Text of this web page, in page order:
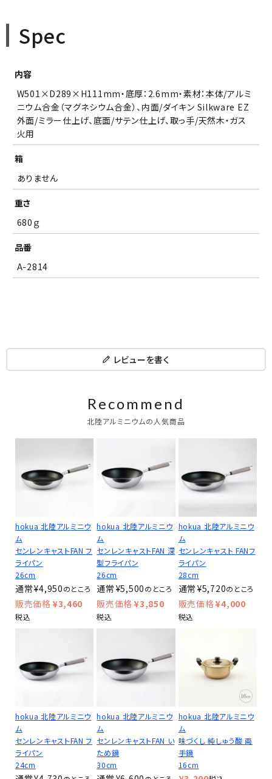
Spec
内容
W501×D289×H111mm・底厚：2.6mm・素材：本体/アルミ
ニウム合金（マグネシウム合金）、内面/ダイキン Silkware EZ
外面/ミラー仕上げ、底面/サテン仕上げ、取っ手/天然木・ガス
火用
箱
ありません
重さ
680ｇ
品番
A-2814
レビューを書く
Recommend
北陸アルミニウムの人気商品
hokua 北陸アルミニウ
ム
センレンキャストFAN フ
ライパン
26cm
¥4,950のところ
¥3,460
税込
hokua 北陸アルミニウ
ム
センレンキャストFAN 深
型フライパン
26cm
¥5,500のところ
¥3,850
税込
hokua 北陸アルミニウ
ム
センレンキャスト FANフ
ライパン
28cm
¥5,720のところ
¥4,000
税込
hokua 北陸アルミニウ
ム
センレンキャストFAN フ
ライパン
24cm
hokua 北陸アルミニウ
ム
センレンキャストFAN い
ため鍋
30cm
hokua 北陸アルミニウ
ム
味づくし 純しゅう酸 両
手鍋
16cm